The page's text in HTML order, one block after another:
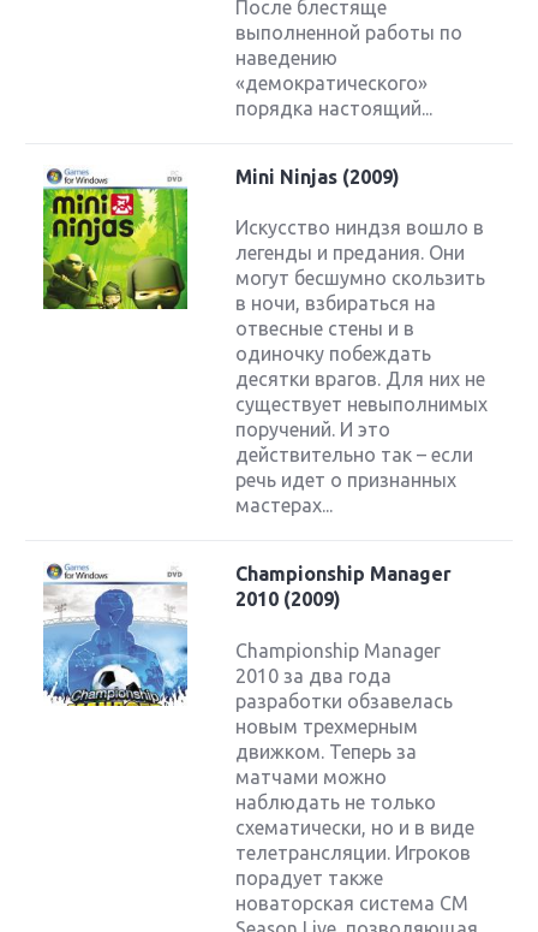
После блестяще
выполненной работы по
наведению
«демократического»
порядка настоящий...
Mini Ninjas (2009)
Искусство ниндзя вошло в
легенды и предания. Они
могут бесшумно скользить
в ночи, взбираться на
отвесные стены и в
одиночку побеждать
десятки врагов. Для них не
существует невыполнимых
поручений. И это
действительно так – если
речь идет о признанных
мастерах...
Championship Manager
2010 (2009)
Championship Manager
2010 за два года
разработки обзавелась
новым трехмерным
движком. Теперь за
матчами можно
наблюдать не только
схематически, но и в виде
телетрансляции. Игроков
порадует также
новаторская система CM